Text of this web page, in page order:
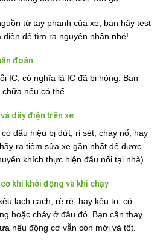
từ tay phanh của xe, bạn hãy test
để tìm ra nguyên nhân nhé!
đoán
IC, có nghĩa là IC đã bị hỏng. Bạn
nếu có thể.
dây điện trên xe
dấu hiệu bị dứt, rỉ sét, cháy nổ, hay
ra tiệm sửa xe gần nhất để được
khích thực hiện đấu nối tại nhà).
khi khởi động và khi chạy
lạch cạch, rè rè, hay kêu to, có
hoặc cháy ở đâu đó. Bạn cần thay
nếu động cơ vẫn còn mới và tốt.